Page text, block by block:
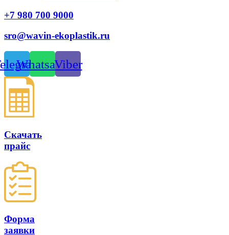
+7 980 700 9000
sro@wavin-ekoplastik.ru
WhatsappViber
Скачать
прайс
Форма
заявки